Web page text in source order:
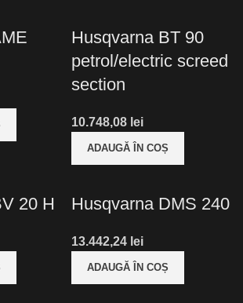
Husqvarna BT 90
petrol/electric screed
section
lei
ADAUGĂ ÎN COȘ
20 H Husqvarna DMS 240
lei
ADAUGĂ ÎN COȘ